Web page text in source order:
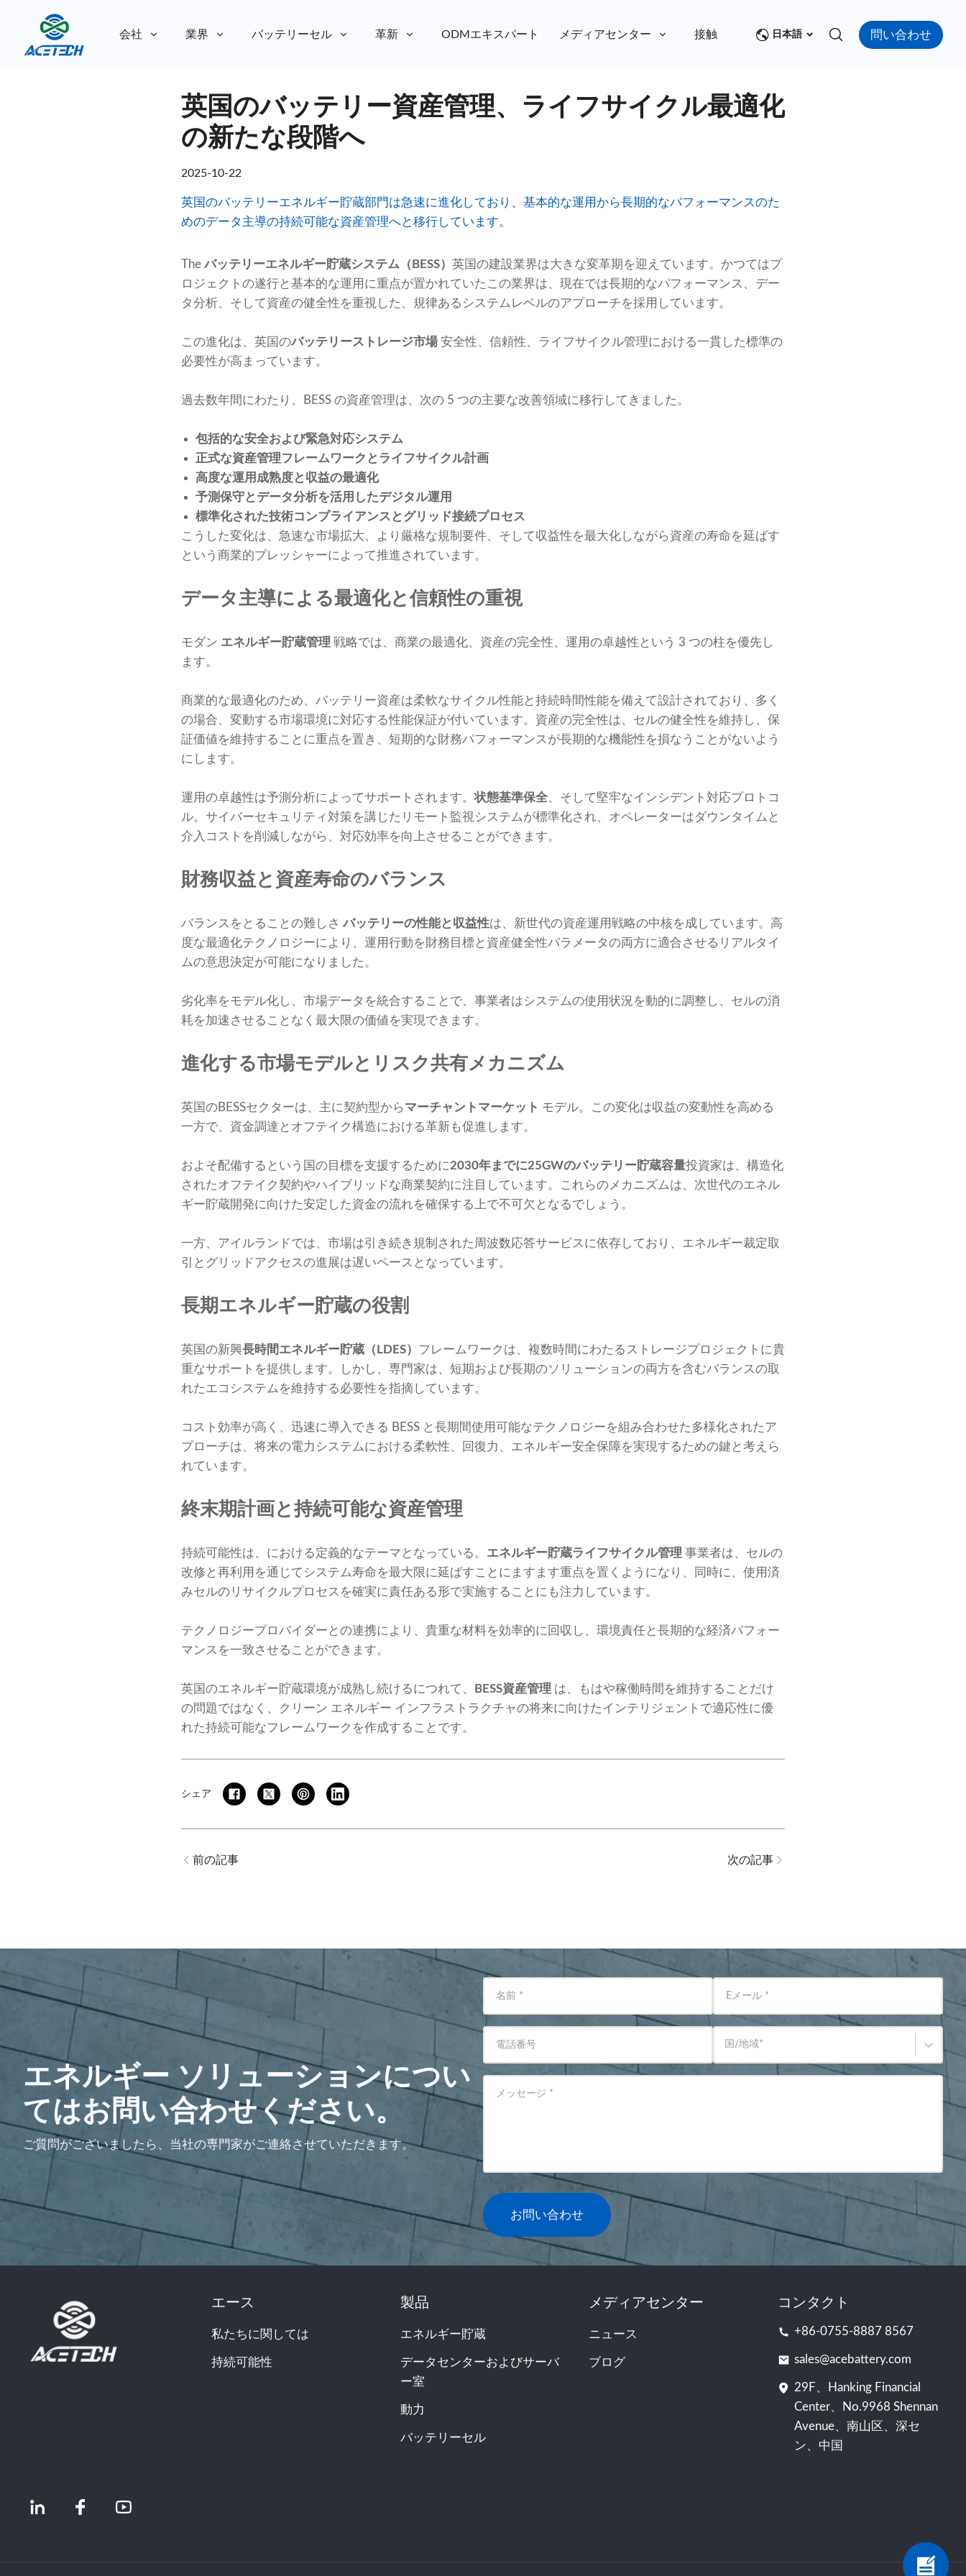
会社 業界 バッテリーセル 革新 ODMエキスパート メディアセンター 接触 日本語 問い合わせ
英国のバッテリー資産管理、ライフサイクル最適化
の新たな段階へ
2025-10-22
英国のバッテリーエネルギー貯蔵部門は急速に進化しており、基本的な運用から長期的なパフォーマンスのた
めのデータ主導の持続可能な資産管理へと移行しています。
The バッテリーエネルギー貯蔵システム（BESS） 英国の建設業界は大きな変革期を迎えています。かつてはプ
ロジェクトの遂行と基本的な運用に重点が置かれていたこの業界は、現在では長期的なパフォーマンス、デー
タ分析、そして資産の健全性を重視した、規律あるシステムレベルのアプローチを採用しています。
この進化は、英国のバッテリーストレージ市場 安全性、信頼性、ライフサイクル管理における一貫した標準の
必要性が高まっています。
過去数年間にわたり、BESS の資産管理は、次の 5 つの主要な改善領域に移行してきました。
包括的な安全および緊急対応システム
正式な資産管理フレームワークとライフサイクル計画
高度な運用成熟度と収益の最適化
予測保守とデータ分析を活用したデジタル運用
標準化された技術コンプライアンスとグリッド接続プロセス
こうした変化は、急速な市場拡大、より厳格な規制要件、そして収益性を最大化しながら資産の寿命を延ばす
という商業的プレッシャーによって推進されています。
データ主導による最適化と信頼性の重視
モダン エネルギー貯蔵管理 戦略では、商業の最適化、資産の完全性、運用の卓越性という 3 つの柱を優先し
ます。
商業的な最適化のため、バッテリー資産は柔軟なサイクル性能と持続時間性能を備えて設計されており、多く
の場合、変動する市場環境に対応する性能保証が付いています。資産の完全性は、セルの健全性を維持し、保
証価値を維持することに重点を置き、短期的な財務パフォーマンスが長期的な機能性を損なうことがないよう
にします。
運用の卓越性は予測分析によってサポートされます。状態基準保全 、そして堅牢なインシデント対応プロトコ
ル。サイバーセキュリティ対策を講じたリモート監視システムが標準化され、オペレーターはダウンタイムと
介入コストを削減しながら、対応効率を向上させることができます。
財務収益と資産寿命のバランス
バランスをとることの難しさ バッテリーの性能と収益性は、新世代の資産運用戦略の中核を成しています。高
度な最適化テクノロジーにより、運用行動を財務目標と資産健全性パラメータの両方に適合させるリアルタイ
ムの意思決定が可能になりました。
劣化率をモデル化し、市場データを統合することで、事業者はシステムの使用状況を動的に調整し、セルの消
耗を加速させることなく最大限の価値を実現できます。
進化する市場モデルとリスク共有メカニズム
英国のBESSセクターは、主に契約型からマーチャントマーケット モデル。この変化は収益の変動性を高める
一方で、資金調達とオフテイク構造における革新も促進します。
およそ配備するという国の目標を支援するために2030年までに25GWのバッテリー貯蔵容量投資家は、構造化
されたオフテイク契約やハイブリッドな商業契約に注目しています。これらのメカニズムは、次世代のエネル
ギー貯蔵開発に向けた安定した資金の流れを確保する上で不可欠となるでしょう。
一方、アイルランドでは、市場は引き続き規制された周波数応答サービスに依存しており、エネルギー裁定取
引とグリッドアクセスの進展は遅いペースとなっています。
長期エネルギー貯蔵の役割
英国の新興長時間エネルギー貯蔵（LDES） フレームワークは、複数時間にわたるストレージプロジェクトに貴
重なサポートを提供します。しかし、専門家は、短期および長期のソリューションの両方を含むバランスの取
れたエコシステムを維持する必要性を指摘しています。
コスト効率が高く、迅速に導入できる BESS と長期間使用可能なテクノロジーを組み合わせた多様化されたア
プローチは、将来の電力システムにおける柔軟性、回復力、エネルギー安全保障を実現するための鍵と考えら
れています。
終末期計画と持続可能な資産管理
持続可能性は、における定義的なテーマとなっている。 エネルギー貯蔵ライフサイクル管理 事業者は、セルの
改修と再利用を通じてシステム寿命を最大限に延ばすことにますます重点を置くようになり、同時に、使用済
みセルのリサイクルプロセスを確実に責任ある形で実施することにも注力しています。
テクノロジープロバイダーとの連携により、貴重な材料を効率的に回収し、環境責任と長期的な経済パフォー
マンスを一致させることができます。
英国のエネルギー貯蔵環境が成熟し続けるにつれて、 BESS資産管理 は、もはや稼働時間を維持することだけ
の問題ではなく、クリーン エネルギー インフラストラクチャの将来に向けたインテリジェントで適応性に優
れた持続可能なフレームワークを作成することです。
シェア
前の記事 次の記事
エネルギー ソリューションについ
てはお問い合わせください。
ご質問がございましたら、当社の専門家がご連絡させていただきます。
名前 * Eメール *
電話番号 国/地域*
メッセージ *
お問い合わせ
エース
私たちに関しては
持続可能性
製品
エネルギー貯蔵
データセンターおよびサーバ
ー室
動力
バッテリーセル
メディアセンター
ニュース
ブログ
コンタクト
+86-0755-8887 8567
sales@acebattery.com
29F、Hanking Financial
Center、No.9968 Shennan
Avenue、南山区、深セ
ン、中国